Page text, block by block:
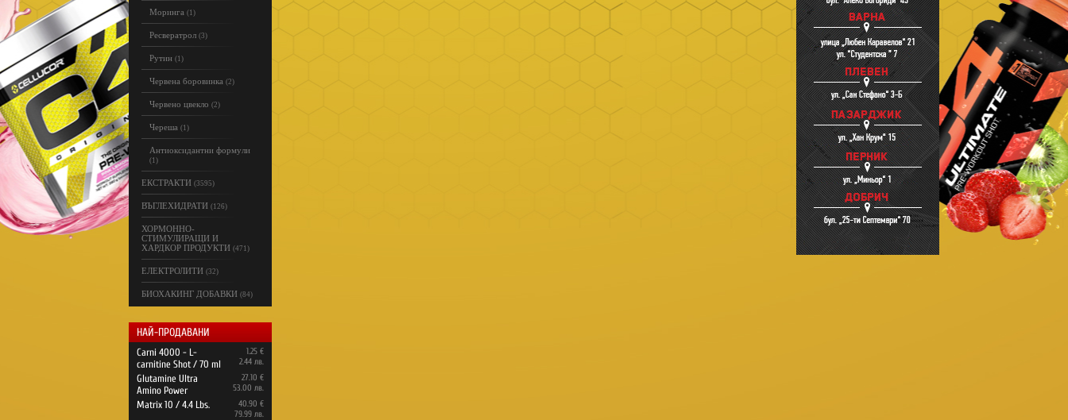
Моринга (1)
Ресвератрол (3)
Рутин (1)
Червена боровинка (2)
Червено цвекло (2)
Череша (1)
Антиоксидантни формули
(1)
ЕКСТРАКТИ (3595)
ВЪГЛЕХИДРАТИ (126)
ХОРМОННО-
СТИМУЛИРАЩИ И
ХАРДКОР ПРОДУКТИ (471)
ЕЛЕКТРОЛИТИ (32)
БИОХАКИНГ ДОБАВКИ (84)
НАЙ-ПРОДАВАНИ
Carni 4000 - L-
carnitine Shot / 70 ml
1.25 €
2.44 лв.
Glutamine Ultra
Amino Power
27.10 €
53.00 лв.
Matrix 10 / 4.4 Lbs.
40.90 €
79.99 лв.